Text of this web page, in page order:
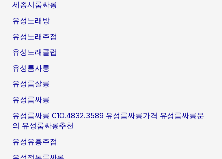
세종시룸싸롱
유성노래방
유성노래주점
유성노래클럽
유성룸사롱
유성룸살롱
유성룸싸롱
유성룸싸롱 O1O.4832.3589 유성룸싸롱가격 유성룸싸롱문
의 유성룸싸롱추천
유성유흥주점